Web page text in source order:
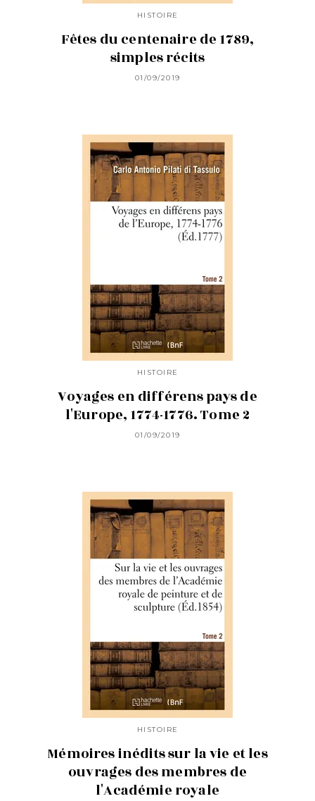
HISTOIRE
Fêtes du centenaire de 1789,
simples récits
01/09/2019
HISTOIRE
Voyages en différens pays de
l'Europe, 1774-1776. Tome 2
01/09/2019
HISTOIRE
Mémoires inédits sur la vie et les
ouvrages des membres de
l'Académie royale